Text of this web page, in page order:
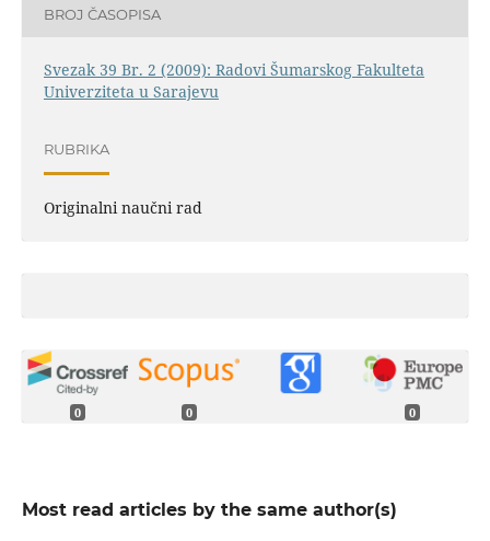
BROJ ČASOPISA
Svezak 39 Br. 2 (2009): Radovi Šumarskog Fakulteta
Univerziteta u Sarajevu
RUBRIKA
Originalni naučni rad
0 0 0
Most read articles by the same author(s)